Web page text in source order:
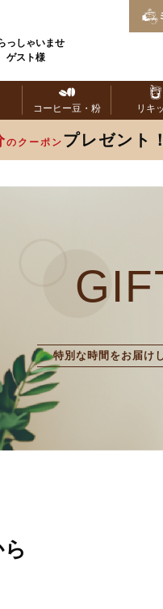
っしゃいませ
ゲスト様
コーヒー豆・粉 リキ
のクーポン プレゼント！
特別な時間をお届け